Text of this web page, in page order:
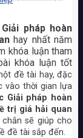
pháp hoàn
hay nhất năm
khóa luận tham
khóa luận tốt
đề tài hay, đặc
vào thời gian lựa
Giải pháp hoàn
trị giá hải quan
sẽ giúp cho
đề tài sắp đến.